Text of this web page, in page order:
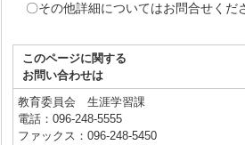
〇その他詳細についてはお問合せくだ
このページに関する
お問い合わせは
教育委員会 生涯学習課
電話：096-248-5555
ファックス：096-248-5450